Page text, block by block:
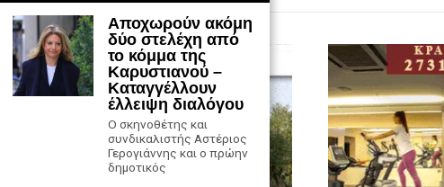
Αποχωρούν ακόμη
δύο στελέχη από
το κόμμα της
Καρυστιανού –
Καταγγέλλουν
έλλειψη διαλόγου
Ο σκηνοθέτης και
συνδικαλιστής Αστέριος
Γερογιάννης και ο πρώην
δημοτικός